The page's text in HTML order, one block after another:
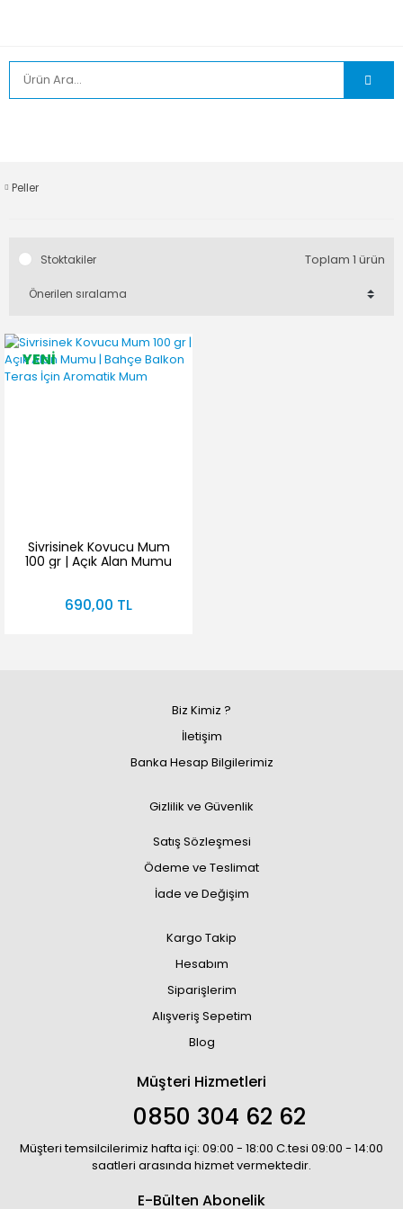
Peller
Stoktakiler Toplam 1 ürün
YENİ
Sivrisinek Kovucu Mum
100 gr | Açık Alan Mumu
690,00 TL
Biz Kimiz ?
İletişim
Banka Hesap Bilgilerimiz
Gizlilik ve Güvenlik
Satış Sözleşmesi
Ödeme ve Teslimat
İade ve Değişim
Kargo Takip
Hesabım
Siparişlerim
Alışveriş Sepetim
Blog
Müşteri Hizmetleri
0850 304 62 62
Müşteri temsilcilerimiz hafta içi: 09:00 - 18:00 C.tesi 09:00 - 14:00
saatleri arasında hizmet vermektedir.
E-Bülten Abonelik